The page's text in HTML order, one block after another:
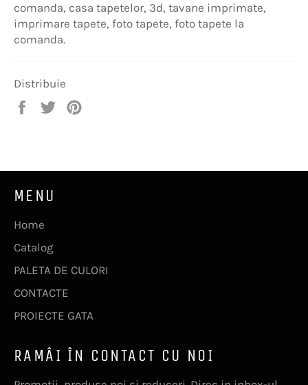
comanda, casa tapetelor, 3d, tavane imprimate,
imprimare tapete, foto tapete, foto tapete la
comanda.
Distribuie
Distribuie
Trimite
MENU
Home
Catalog
PALETA DE CULORI
CONTACTE
PROIECTE GATA
RAMÂI ÎN CONTACT CU NOI